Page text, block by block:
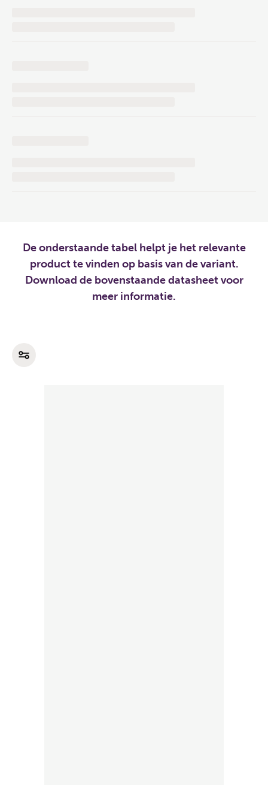
De onderstaande tabel helpt je het relevante
product te vinden op basis van de variant.
Download de bovenstaande datasheet voor
meer informatie.